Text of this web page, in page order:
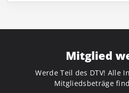
Mitglied
Werde Teil des DTV! Alle
Mitgliedsbeträge